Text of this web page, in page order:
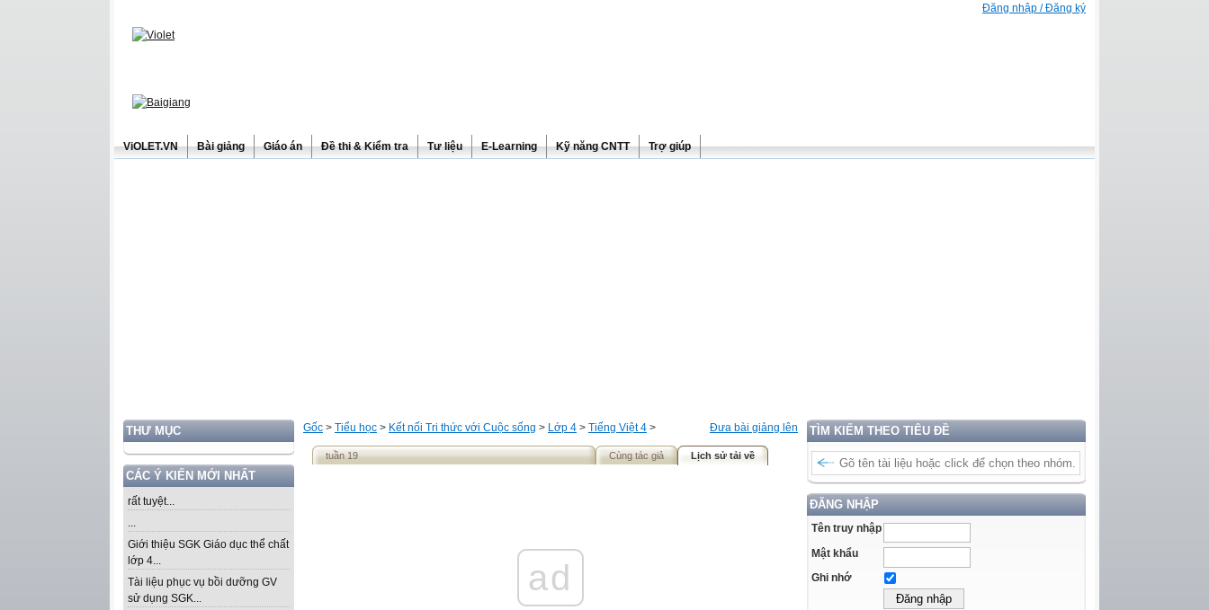
Đăng nhập / Đăng ký
ViOLET.VN Bài giảng Giáo án Đề thi & Kiểm tra Tư liệu E-Learning Kỹ năng CNTT Trợ giúp
THƯ MỤC
CÁC Ý KIẾN MỚI NHẤT
rất tuyệt...
...
Giới thiệu SGK Giáo dục thể chất
lớp 4...
Tài liệu phục vụ bồi dưỡng GV
sử dụng SGK...
TÌM KIẾM THEO TIÊU ĐỀ
ĐĂNG NHẬP
Tên truy nhập
Mật khẩu
Ghi nhớ
Đưa bài giảng lên
Gốc > Tiểu học > Kết nối Tri thức với Cuộc sống > Lớp 4 > Tiếng Việt 4 >
tuần 19 Cùng tác giả Lịch sử tải về
ad